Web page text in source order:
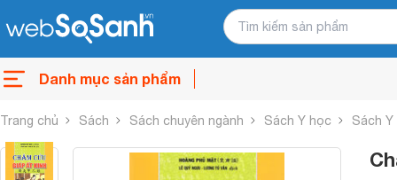
Danh mục sản phẩm
Trang chủ Sách Sách chuyên ngành Sách Y học Sách